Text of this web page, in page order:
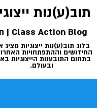
תוב(ע)נות
בלוג תוב(ע)נות ייצוגיות מציג
החידושים וההתפתחויות
בתחום התובענות הייצוגיות
ובעולם.
Class Action Blog | תביעות ייצוגיות